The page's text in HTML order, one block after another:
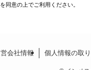
同意の上でご利用ください。
会社情報 個人情報の取